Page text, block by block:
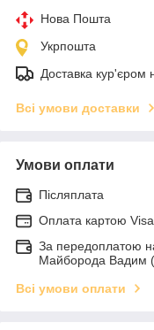
Нова Пошта
Укрпошта
Доставка кур'єром
Всі умови доставки
Умови оплати
Післяплата
Оплата картою
За передоплатою
Майборода Вадим
Всі умови оплати